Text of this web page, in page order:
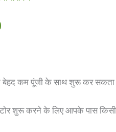
बेहद कम पूंजी के साथ शुरू कर
शुरू करने के लिए आपके पास